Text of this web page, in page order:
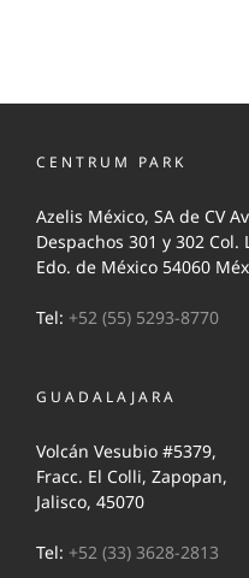
CENTRUM PARK
Azelis México, SA de CV
Despachos 301 y 302
Edo. de México 54060
Tel: +52 (55) 5293-8770
GUADALAJARA
Volcán Vesubio #5379,
Fracc. El Colli, Zapopan,
Jalisco, 45070
Tel: +52 (33) 3628-2813